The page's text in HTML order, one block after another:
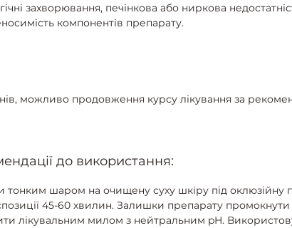
захворювання, печінкова або ниркова
компонентів препарату.
можливо продовження курсу лікування за
до використання:
тонким шаром на очищену суху шкіру під оклюзійну
45-60 хвилин. Залишки препарату
лікувальним милом з нейтральним pH.